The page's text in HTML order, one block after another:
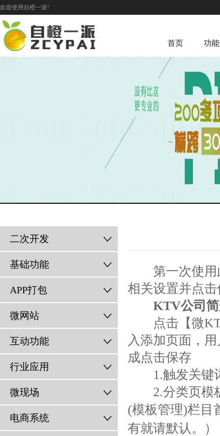
欢迎使用自橙一派!
首页 功
二次开发
基础功能
APP打包
微网站
互动功能
行业应用
微现场
电商系统
第一次使用
相关设置并点
KTV公司
点击【微
入添加页面，
成点击保存
1.触发关键词
2.分类页模板
(模板管理)栏目
有就请默认。）